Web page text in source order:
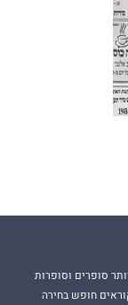
סופרים וסופרות
חופש בחירה